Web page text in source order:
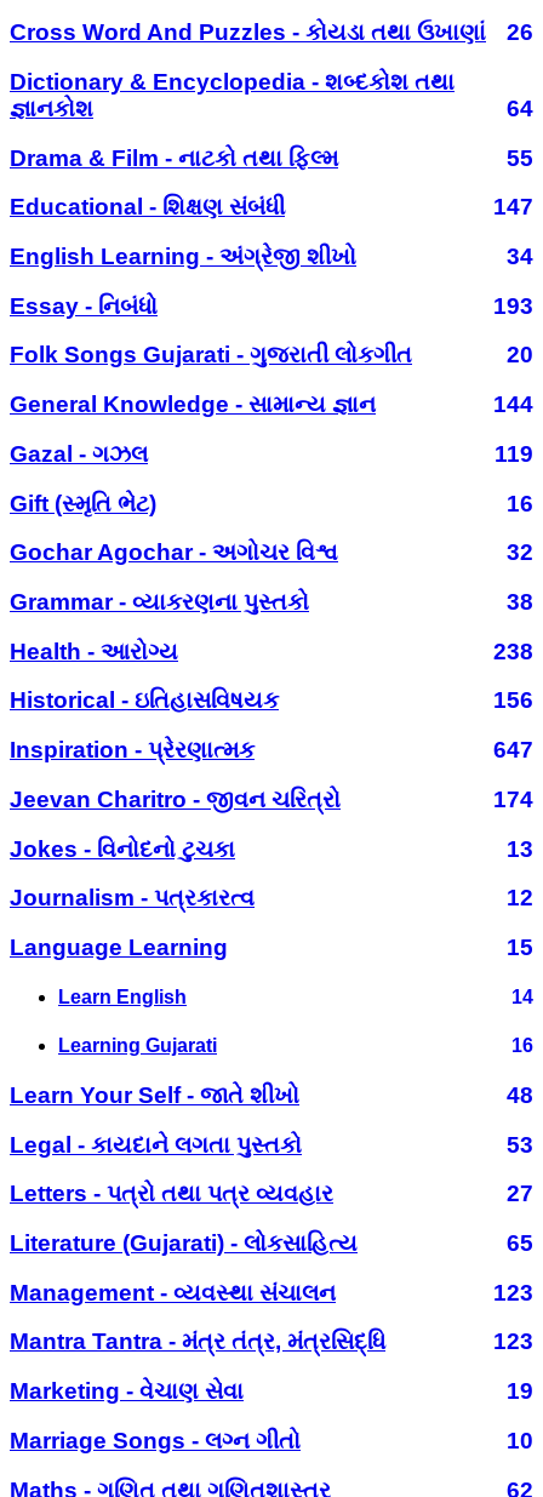
Cross Word And Puzzles - કોયડા તથા ઉખાણાં
26
Dictionary & Encyclopedia - શબ્દકોશ તથા
જ્ઞાનકોશ
64
Drama & Film - નાટકો તથા ફિલ્મ
55
Educational - શિક્ષણ સંબંધી
147
English Learning - અંગ્રેજી શીખો
34
Essay - નિબંધો
193
Folk Songs Gujarati - ગુજરાતી લોકગીત
20
General Knowledge - સામાન્ય જ્ઞાન
144
Gazal - ગઝલ
119
Gift (સ્મૃતિ ભેટ)
16
Gochar Agochar - અગોચર વિશ્વ
32
Grammar - વ્યાકરણના પુસ્તકો
38
Health - આરોગ્ય
238
Historical - ઇતિહાસવિષયક
156
Inspiration - પ્રેરણાત્મક
647
Jeevan Charitro - જીવન ચરિત્રો
174
Jokes - વિનોદનો ટુચકા
13
Journalism - પત્રકારત્વ
12
Language Learning
15
Learn English 14
Learning Gujarati 16
Learn Your Self - જાતે શીખો
48
Legal - કાયદાને લગતા પુસ્તકો
53
Letters - પત્રો તથા પત્ર વ્યવહાર
27
Literature (Gujarati) - લોકસાહિત્ય
65
Management - વ્યવસ્થા સંચાલન
123
Mantra Tantra - મંત્ર તંત્ર, મંત્રસિદ્ધિ
123
Marketing - વેચાણ સેવા
19
Marriage Songs - લગ્ન ગીતો
10
Maths - ગણિત તથા ગણિતશાસ્ત્ર
62